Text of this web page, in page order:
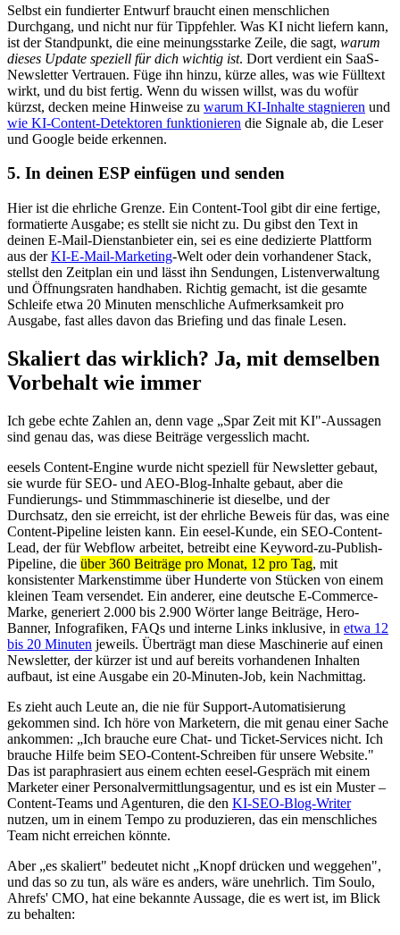
Selbst ein fundierter Entwurf braucht einen menschlichen
Durchgang, und nicht nur für Tippfehler. Was KI nicht liefern kann,
ist der Standpunkt, die eine meinungsstarke Zeile, die sagt, warum
dieses Update speziell für dich wichtig ist. Dort verdient ein SaaS-
Newsletter Vertrauen. Füge ihn hinzu, kürze alles, was wie Fülltext
wirkt, und du bist fertig. Wenn du wissen willst, was du wofür
kürzst, decken meine Hinweise zu warum KI-Inhalte stagnieren und
wie KI-Content-Detektoren funktionieren die Signale ab, die Leser
und Google beide erkennen.
5. In deinen ESP einfügen und senden
Hier ist die ehrliche Grenze. Ein Content-Tool gibt dir eine fertige,
formatierte Ausgabe; es stellt sie nicht zu. Du gibst den Text in
deinen E-Mail-Dienstanbieter ein, sei es eine dedizierte Plattform
aus derKI-E-Mail-Marketing-Welt oder dein vorhandener Stack,
stellst den Zeitplan ein und lässt ihn Sendungen, Listenverwaltung
und Öffnungsraten handhaben. Richtig gemacht, ist die gesamte
Schleife etwa 20 Minuten menschliche Aufmerksamkeit pro
Ausgabe, fast alles davon das Briefing und das finale Lesen.
Skaliert das wirklich? Ja, mit demselben
Vorbehalt wie immer
Ich gebe echte Zahlen an, denn vage „Spar Zeit mit KI"-Aussagen
sind genau das, was diese Beiträge vergesslich macht.
eesels Content-Engine wurde nicht speziell für Newsletter gebaut,
sie wurde für SEO- und AEO-Blog-Inhalte gebaut, aber die
Fundierungs- und Stimmmaschinerie ist dieselbe, und der
Durchsatz, den sie erreicht, ist der ehrliche Beweis für das, was eine
Content-Pipeline leisten kann. Ein eesel-Kunde, ein SEO-Content-
Lead, der für Webflow arbeitet, betreibt eine Keyword-zu-Publish-
Pipeline, die über 360 Beiträge pro Monat, 12 pro Tag, mit
konsistenter Markenstimme über Hunderte von Stücken von einem
kleinen Team versendet. Ein anderer, eine deutsche E-Commerce-
Marke, generiert 2.000 bis 2.900 Wörter lange Beiträge, Hero-
Banner, Infografiken, FAQs und interne Links inklusive, in etwa 12
bis 20 Minuten jeweils. Überträgt man diese Maschinerie auf einen
Newsletter, der kürzer ist und auf bereits vorhandenen Inhalten
aufbaut, ist eine Ausgabe ein 20-Minuten-Job, kein Nachmittag.
Es zieht auch Leute an, die nie für Support-Automatisierung
gekommen sind. Ich höre von Marketern, die mit genau einer Sache
ankommen: „Ich brauche eure Chat- und Ticket-Services nicht. Ich
brauche Hilfe beim SEO-Content-Schreiben für unsere Website."
Das ist paraphrasiert aus einem echten eesel-Gespräch mit einem
Marketer einer Personalvermittlungsagentur, und es ist ein Muster –
Content-Teams und Agenturen, die den KI-SEO-Blog-Writer
nutzen, um in einem Tempo zu produzieren, das ein menschliches
Team nicht erreichen könnte.
Aber „es skaliert" bedeutet nicht „Knopf drücken und weggehen",
und das so zu tun, als wäre es anders, wäre unehrlich. Tim Soulo,
Ahrefs' CMO, hat eine bekannte Aussage, die es wert ist, im Blick
zu behalten: